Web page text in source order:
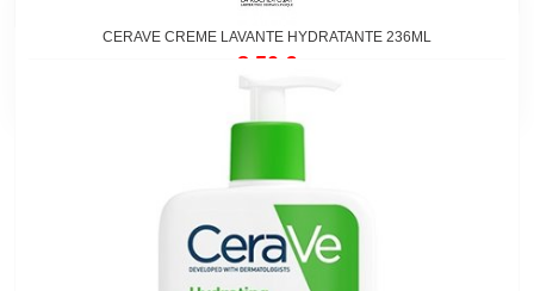
CERAVE CREME LAVANTE HYDRATANTE 236ML
8,50 €